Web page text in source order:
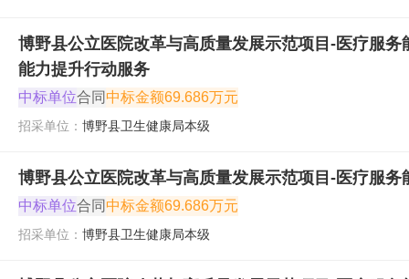
博野县公立医院改革与高质量发展示范项目-医疗服
能力提升行动服务
中标单位合同 中标金额69.686万元
招采单位： 博野县卫生健康局本级
博野县公立医院改革与高质量发展示范项目-医疗服务
中标单位合同 中标金额69.686万元
招采单位： 博野县卫生健康局本级